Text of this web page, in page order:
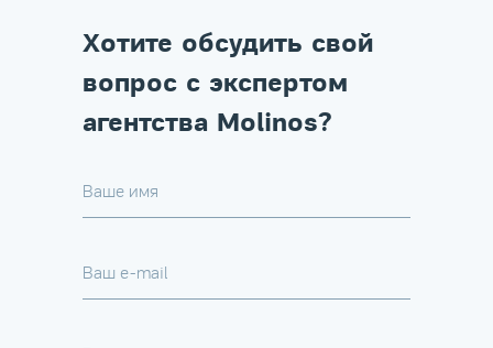
Хотите обсудить свой
вопрос с экспертом
агентства Molinos?
Ваше имя
Ваш e-mail